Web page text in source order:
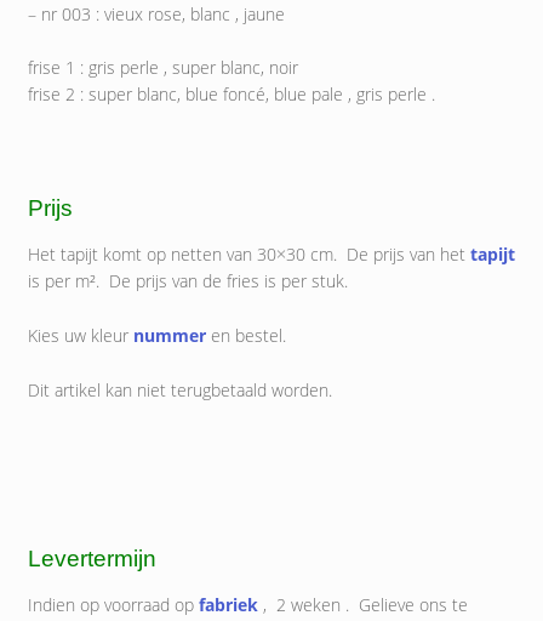
– nr 003 : vieux rose, blanc , jaune
frise 1 : gris perle , super blanc, noir
frise 2 : super blanc, blue foncé, blue pale , gris perle .
Prijs
Het tapijt komt op netten van 30×30 cm. De prijs van het tapijt
is per m². De prijs van de fries is per stuk.
Kies uw kleur nummeren bestel.
Dit artikel kan niet terugbetaald worden.
Levertermijn
Indien op voorraad op fabriek, 2 weken . Gelieve ons te